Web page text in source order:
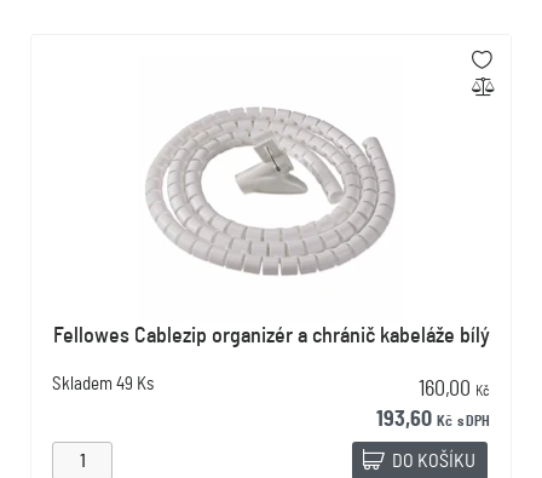
Fellowes Cablezip organizér a chránič kabeláže bílý
Skladem 49 Ks 160,00 Kč
193,60 Kč s DPH
DO KOŠÍKU